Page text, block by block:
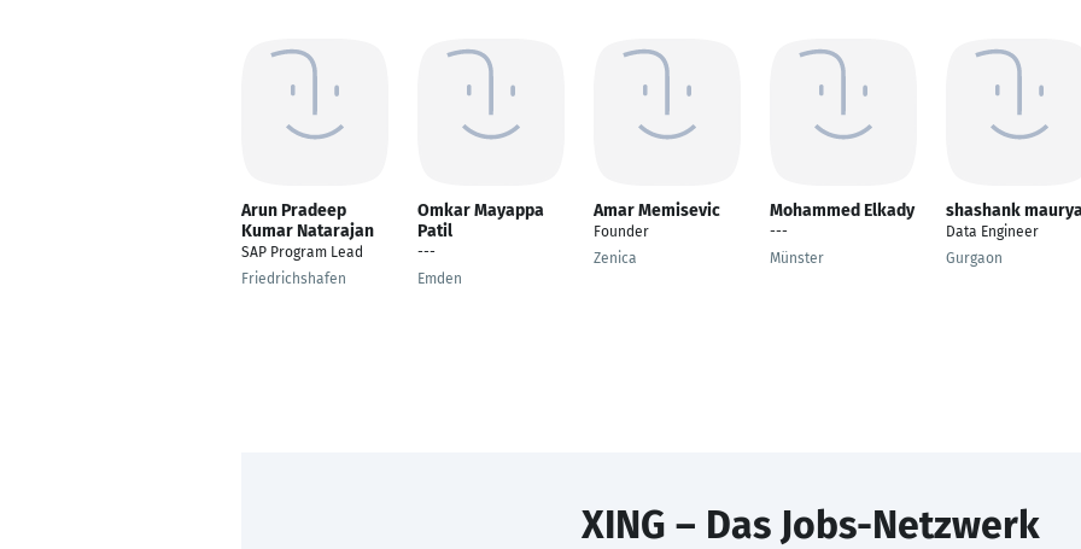
Arun Pradeep
Kumar Natarajan
SAP Program Lead
Friedrichshafen
Omkar Mayappa
Patil
---
Emden
Amar Memisevic
Founder
Zenica
Mohammed Elkady
---
Münster
shashank
Data Engineer
Gurgaon
XING – Das Jobs-Netzwerk